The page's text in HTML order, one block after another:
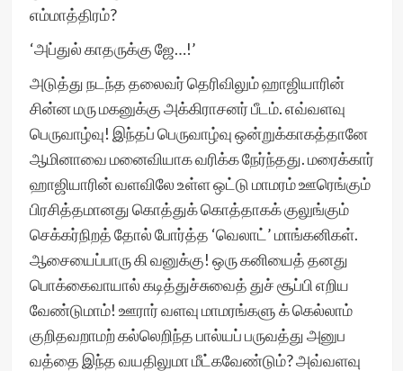
எம்மாத்திரம்?
‘அப்துல் காதருக்கு ஜே…!’
அடுத்து நடந்த தலைவர் தெரிவிலும் ஹாஜியாரின்
சின்ன மரு மகனுக்கு அக்கிராசனர் பீடம். எவ்வளவு
பெருவாழ்வு! இந்தப் பெருவாழ்வு ஒன்றுக்காகத்தானே
ஆமினாவை மனைவியாக வரிக்க நேர்ந்தது. மரைக்கார்
ஹாஜியாரின் வளவிலே உள்ள ஒட்டு மாமரம் ஊரெங்கும்
பிரசித்தமானது கொத்துக் கொத்தாகக் குலுங்கும்
செக்கர்நிறத் தோல் போர்த்த ‘வெலாட்’ மாங்கனிகள்.
ஆசையைப்பாரு கி வனுக்கு! ஒரு கனியைத் தனது
பொக்கைவாயால் கடித்துச்சுவைத் துச் சூப்பி எறிய
வேண்டுமாம்! ஊரார் வளவு மாமரங்களு க் கெல்லாம்
குறிதவறாமற் கல்லெறிந்த பால்யப் பருவத்து அனுப
வத்தை இந்த வயதிலுமா மீட்கவேண்டும்? அவ்வளவு